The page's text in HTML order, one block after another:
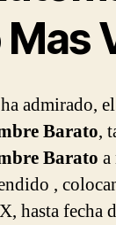
admirado,
Barato,
Barato
,
hasta fecha